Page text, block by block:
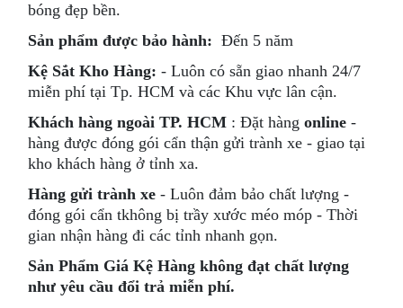
bóng đẹp bền.
Sản phẩm được bảo hành:
Đến 5 năm
Kệ Sắt Kho Hàng: - Luôn có sẵn giao nhanh 24/7
miễn phí tại Tp. HCM và các Khu vực lân cận.
Khách hàng ngoài TP. HCM : Đặt hàngonline -
hàng được đóng gói cẩn thận gửi trành xe - giao tại
kho khách hàng ở tỉnh xa.
Hàng gửi trành xe- Luôn đảm bảo chất lượng -
đóng gói cẩn tkhông bị trầy xước méo móp - Thời
gian nhận hàng đi các tỉnh nhanh gọn.
Sản Phẩm Giá Kệ Hàng không đạt chất lượng
như yêu cầu đổi trả miễn phí.